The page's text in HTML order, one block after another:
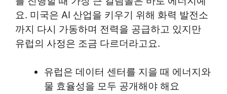
요. 미국은 AI 산업을 키우기 위해 화력 발전소
까지 다시 가동하며 전력을 공급하고 있지만
유럽의 사정은 조금 다르더라고요.
유럽은 데이터 센터를 지을 때 에너지와
물 효율성을 모두 공개해야 해요